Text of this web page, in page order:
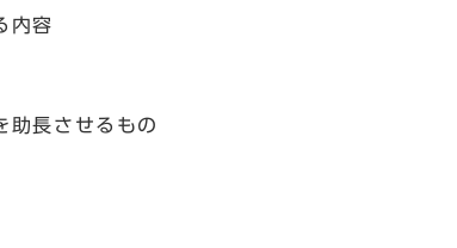
内容
助長させるもの